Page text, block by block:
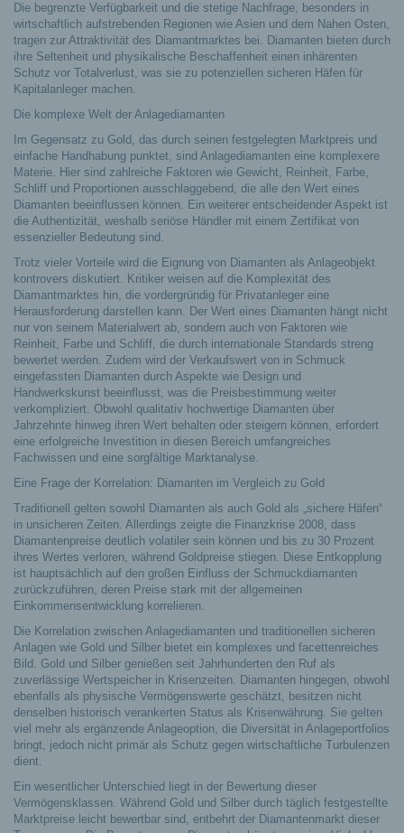
Die begrenzte Verfügbarkeit und die stetige Nachfrage, besonders in
wirtschaftlich aufstrebenden Regionen wie Asien und dem Nahen Osten,
tragen zur Attraktivität des Diamantmarktes bei. Diamanten bieten durch
ihre Seltenheit und physikalische Beschaffenheit einen inhärenten
Schutz vor Totalverlust, was sie zu potenziellen sicheren Häfen für
Kapitalanleger machen.
Die komplexe Welt der Anlagediamanten
Im Gegensatz zu Gold, das durch seinen festgelegten Marktpreis und
einfache Handhabung punktet, sind Anlagediamanten eine komplexere
Materie. Hier sind zahlreiche Faktoren wie Gewicht, Reinheit, Farbe,
Schliff und Proportionen ausschlaggebend, die alle den Wert eines
Diamanten beeinflussen können. Ein weiterer entscheidender Aspekt ist
die Authentizität, weshalb seriöse Händler mit einem Zertifikat von
essenzieller Bedeutung sind.
Trotz vieler Vorteile wird die Eignung von Diamanten als Anlageobjekt
kontrovers diskutiert. Kritiker weisen auf die Komplexität des
Diamantmarktes hin, die vordergründig für Privatanleger eine
Herausforderung darstellen kann. Der Wert eines Diamanten hängt nicht
nur von seinem Materialwert ab, sondern auch von Faktoren wie
Reinheit, Farbe und Schliff, die durch internationale Standards streng
bewertet werden. Zudem wird der Verkaufswert von in Schmuck
eingefassten Diamanten durch Aspekte wie Design und
Handwerkskunst beeinflusst, was die Preisbestimmung weiter
verkompliziert. Obwohl qualitativ hochwertige Diamanten über
Jahrzehnte hinweg ihren Wert behalten oder steigern können, erfordert
eine erfolgreiche Investition in diesen Bereich umfangreiches
Fachwissen und eine sorgfältige Marktanalyse.
Eine Frage der Korrelation: Diamanten im Vergleich zu Gold
Traditionell gelten sowohl Diamanten als auch Gold als „sichere Häfen“
in unsicheren Zeiten. Allerdings zeigte die Finanzkrise 2008, dass
Diamantenpreise deutlich volatiler sein können und bis zu 30 Prozent
ihres Wertes verloren, während Goldpreise stiegen. Diese Entkopplung
ist hauptsächlich auf den großen Einfluss der Schmuckdiamanten
zurückzuführen, deren Preise stark mit der allgemeinen
Einkommensentwicklung korrelieren.
Die Korrelation zwischen Anlagediamanten und traditionellen sicheren
Anlagen wie Gold und Silber bietet ein komplexes und facettenreiches
Bild. Gold und Silber genießen seit Jahrhunderten den Ruf als
zuverlässige Wertspeicher in Krisenzeiten. Diamanten hingegen, obwohl
ebenfalls als physische Vermögenswerte geschätzt, besitzen nicht
denselben historisch verankerten Status als Krisenwährung. Sie gelten
viel mehr als ergänzende Anlageoption, die Diversität in Anlageportfolios
bringt, jedoch nicht primär als Schutz gegen wirtschaftliche Turbulenzen
dient.
Ein wesentlicher Unterschied liegt in der Bewertung dieser
Vermögensklassen. Während Gold und Silber durch täglich festgestellte
Marktpreise leicht bewertbar sind, entbehrt der Diamantenmarkt dieser